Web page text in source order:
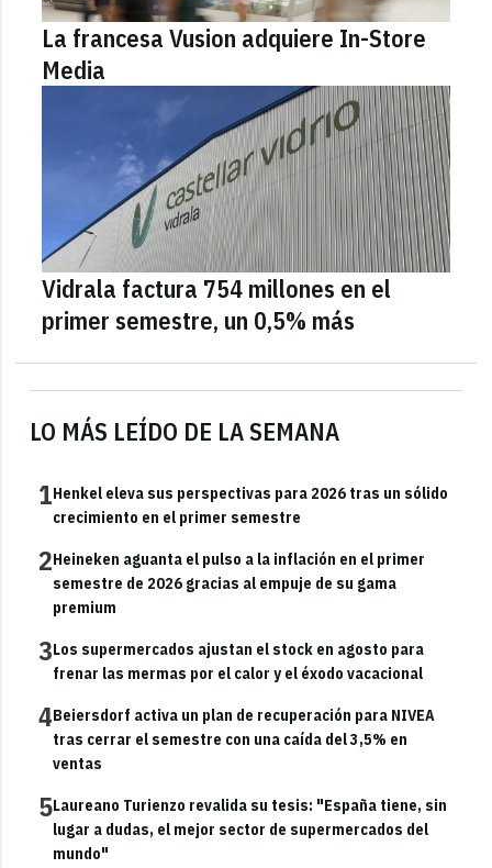
LO MÁS LEÍDO DE LA SEMANA
1Henkel eleva sus perspectivas para 2026 tras un sólido
crecimiento en el primer semestre
2Heineken aguanta el pulso a la inflación en el primer
semestre de 2026 gracias al empuje de su gama
premium
3Los supermercados ajustan el stock en agosto para
frenar las mermas por el calor y el éxodo vacacional
4Beiersdorf activa un plan de recuperación para NIVEA
tras cerrar el semestre con una caída del 3,5% en
ventas
5Laureano Turienzo revalida su tesis: "España tiene, sin
lugar a dudas, el mejor sector de supermercados del
mundo"
La francesa Vusion adquiere In-Store
Media
Vidrala factura 754 millones en el
primer semestre, un 0,5% más